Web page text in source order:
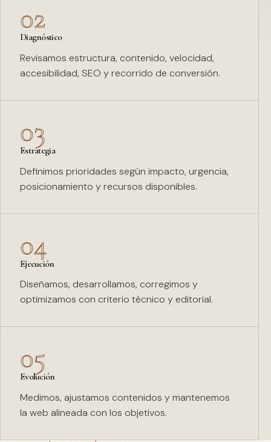
02
Diagnóstico
Revisamos estructura, contenido, velocidad,
accesibilidad, SEO y recorrido de conversión.
03
Estrategia
Definimos prioridades según impacto, urgencia,
posicionamiento y recursos disponibles.
04
Ejecución
Diseñamos, desarrollamos, corregimos y
optimizamos con criterio técnico y editorial.
05
Evolución
Medimos, ajustamos contenidos y mantenemos
la web alineada con los objetivos.